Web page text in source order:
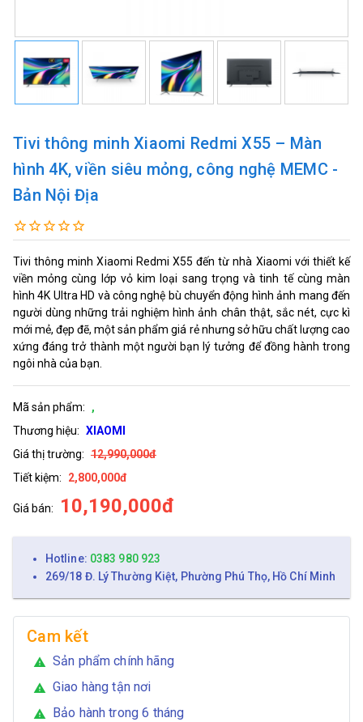
Tivi thông minh Xiaomi Redmi X55 – Màn
hình 4K, viền siêu mỏng, công nghệ MEMC -
Bản Nội Địa
Tivi thông minh Xiaomi Redmi X55 đến từ nhà Xiaomi với thiết kế
viền mỏng cùng lớp vỏ kim loại sang trọng và tinh tế cùng màn
hình 4K Ultra HD và công nghệ bù chuyển động hình ảnh mang đến
người dùng những trải nghiệm hình ảnh chân thật, sắc nét, cực kì
mới mẻ, đẹp đẽ, một sản phẩm giá rẻ nhưng sở hữu chất lượng cao
xứng đáng trở thành một người bạn lý tưởng để đồng hành trong
ngôi nhà của bạn.
Mã sản phẩm:
,
Thương hiệu: XIAOMI
Giá thị trường: 12,990,000đ
Tiết kiệm:
2,800,000đ
Giá bán: 10,190,000đ
Hotline: 0383 980 923
269/18 Đ. Lý Thường Kiệt, Phường Phú Thọ, Hồ Chí Minh
Cam kết
warning Sản phẩm chính hãng
warning Giao hàng tận nơi
warning Bảo hành trong 6 tháng